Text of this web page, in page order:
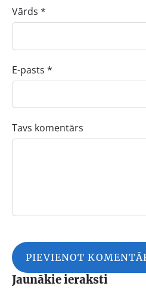
Jaunākie ieraksti
Vārds *
E-pasts *
Tavs komentārs